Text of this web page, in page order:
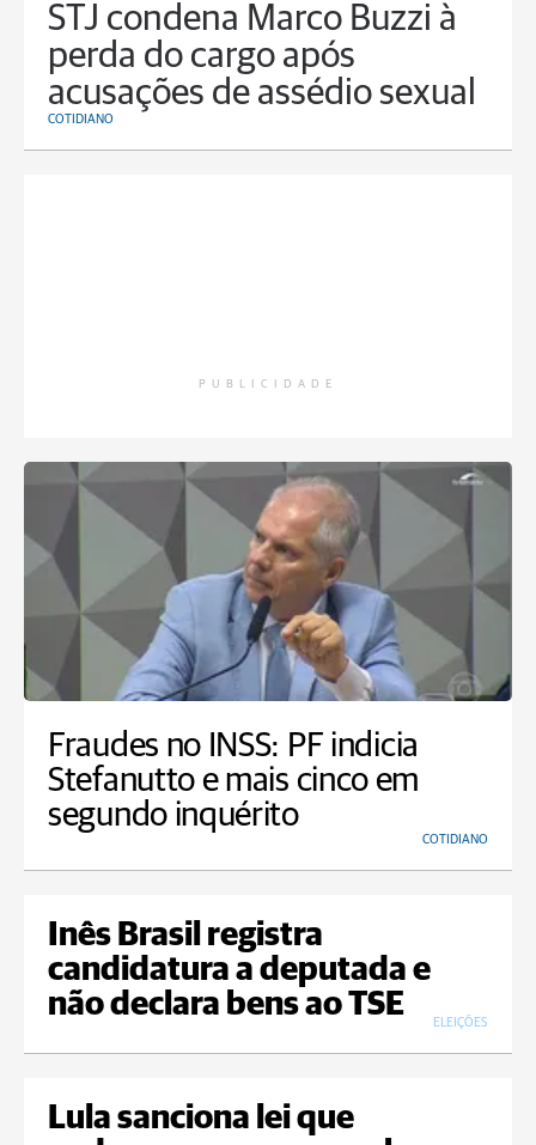
STJ condena Marco Buzzi à
perda do cargo após
acusações de assédio sexual
COTIDIANO
PUBLICIDADE
Fraudes no INSS: PF indicia
Stefanutto e mais cinco em
segundo inquérito
COTIDIANO
Inês Brasil registra
candidatura a deputada e
não declara bens ao TSE
ELEIÇÕES
Lula sanciona lei que